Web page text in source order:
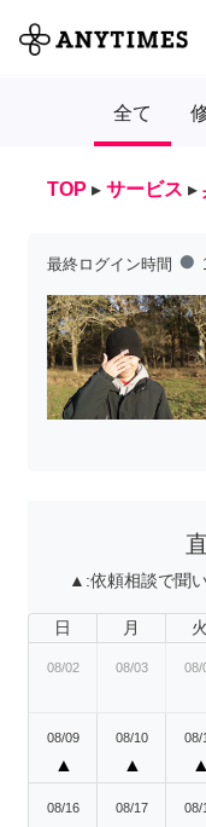
全て
TOP ▸ サービス ▸
最終ログイン時間 fiber_manual_record
▲:依頼相談で聞
日 月 火
08/02 08/03 08/
08/09
▲
08/10
▲
08/
▲
08/16 08/17 08/